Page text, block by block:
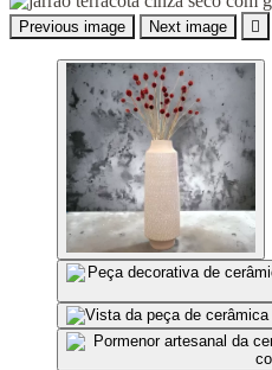
Previous image Next image 